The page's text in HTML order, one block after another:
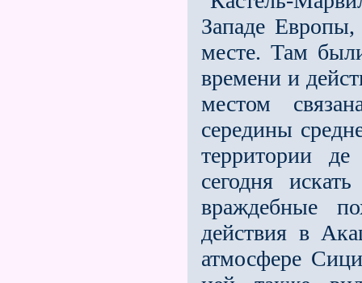
Западе
месте. Там
времени и
местом
середины
территории
сегодня
враждебные
действия в
атмосфере